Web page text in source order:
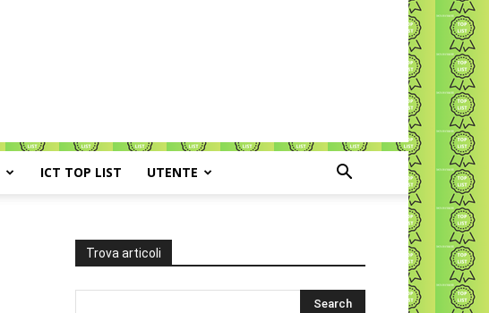
ICT TOP LIST UTENTE
Trova articoli